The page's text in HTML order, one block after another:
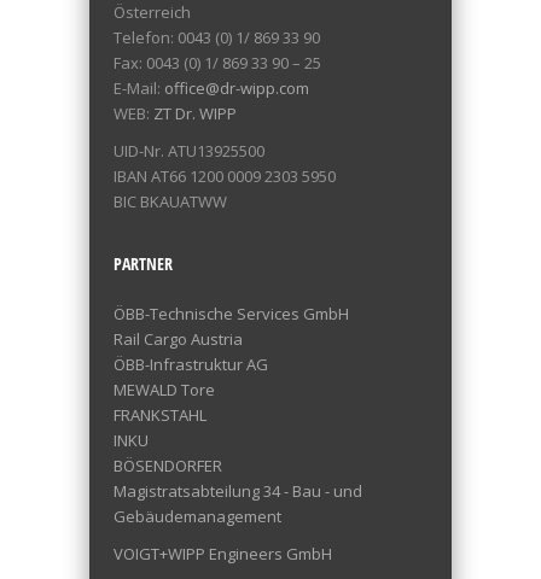
Österreich
Telefon: 0043 (0) 1/ 869 33 90
Fax: 0043 (0) 1/ 869 33 90 – 25
E-Mail: office@dr-wipp.com
WEB: ZT Dr. WIPP
UID-Nr. ATU13925500
IBAN AT66 1200 0009 2303 5950
BIC BKAUATWW
PARTNER
ÖBB-Technische Services GmbH
Rail Cargo Austria
ÖBB-Infrastruktur AG
MEWALD Tore
FRANKSTAHL
INKU
BÖSENDORFER
Magistratsabteilung 34 - Bau - und
Gebäudemanagement
VOIGT+WIPP Engineers GmbH